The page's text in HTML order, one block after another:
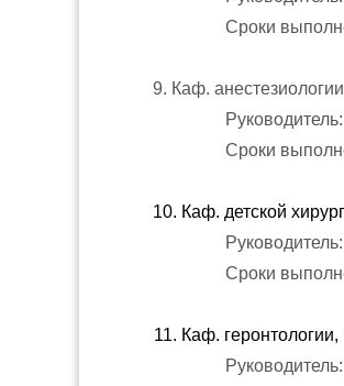
Сроки
9. Каф.
Сроки
10. Каф. детской
Сроки
11. Каф.